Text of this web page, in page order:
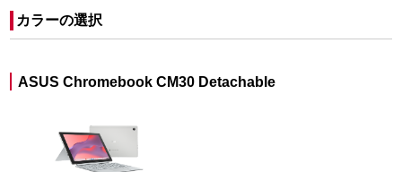
カラーの選択
ASUS Chromebook CM30 Detachable